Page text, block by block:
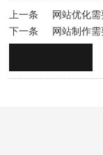
上一条
网站优化
下一条
网站制作